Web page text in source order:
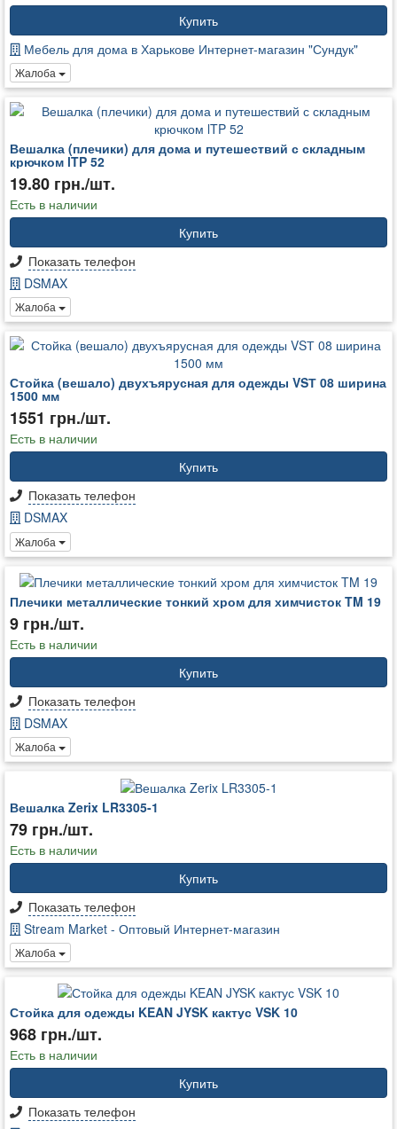
Купить
Мебель для дома в Харькове Интернет-магазин "Сундук"
Жалоба
Вешалка (плечики) для дома и путешествий с складным
крючком lTP 52
19.80 грн./шт.
Есть в наличии
Купить
Показать телефон
DSMAX
Жалоба
Стойка (вешало) двухъярусная для одежды VSТ 08 ширина
1500 мм
1551 грн./шт.
Есть в наличии
Купить
Показать телефон
DSMAX
Жалоба
Плечики металлические тонкий хром для химчисток TM 19
9 грн./шт.
Есть в наличии
Купить
Показать телефон
DSMAX
Жалоба
Вешалка Zerix LR3305-1
79 грн./шт.
Есть в наличии
Купить
Показать телефон
Stream Market - Оптовый Интернет-магазин
Жалоба
Стойка для одежды KEAN JYSK кактус VSK 10
968 грн./шт.
Есть в наличии
Купить
Показать телефон